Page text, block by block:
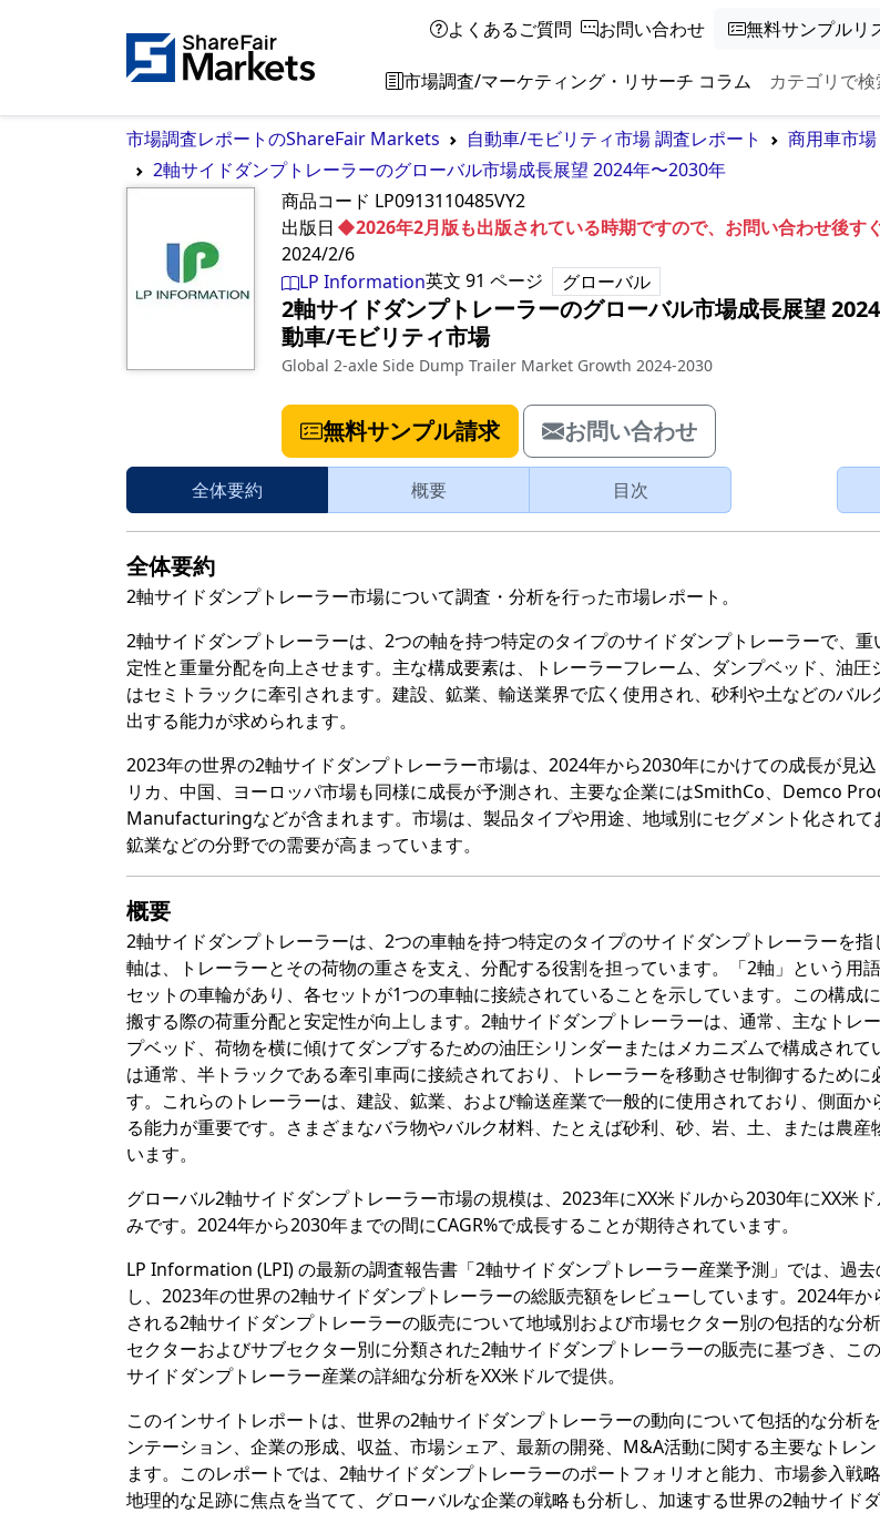
よくあるご質問 お問い合わせ 無料サンプルリ
市場調査/マーケティング・リサーチ コラム カテゴリで検
市場調査レポートのShareFair Markets 自動車/モビリティ市場 調査レポート
商用車市
2軸サイドダンプトレーラーのグローバル市場成長展望 2024年〜2030年
商品コード LP0913110485VY2
◆2026年2月版も出版されている時期ですので、お問い合わせ後す
出版日
2024/2/6
LP Information英文 91 ページ グローバル
2軸サイドダンプトレーラーのグローバル市場成長展望
動車/モビリティ市場
Global 2-axle Side Dump Trailer Market Growth 2024-2030
無料サンプル請求 お問い合わせ
全体要約 概要 目次
全体要約
2軸サイドダンプトレーラー市場について調査・分析を行った市場レポート。
2軸サイドダンプトレーラーは、2つの軸を持つ特定のタイプのサイドダンプトレーラーで、
定性と重量分配を向上させます。主な構成要素は、トレーラーフレーム、ダンプベッド、油圧
はセミトラックに牽引されます。建設、鉱業、輸送業界で広く使用され、砂利や土などのバル
出する能力が求められます。
2023年の世界の2軸サイドダンプトレーラー市場は、2024年から2030年にかけての成長が見
リカ、中国、ヨーロッパ市場も同様に成長が予測され、主要な企業にはSmithCo、Demco
Manufacturingなどが含まれます。市場は、製品タイプや用途、地域別にセグメント化されて
鉱業などの分野での需要が高まっています。
概要
2軸サイドダンプトレーラーは、2つの車軸を持つ特定のタイプのサイドダンプトレーラーを
軸は、トレーラーとその荷物の重さを支え、分配する役割を担っています。「2軸」という用
セットの車輪があり、各セットが1つの車軸に接続されていることを示しています。この構成
搬する際の荷重分配と安定性が向上します。2軸サイドダンプトレーラーは、通常、主なトレ
プベッド、荷物を横に傾けてダンプするための油圧シリンダーまたはメカニズムで構成されて
は通常、半トラックである牽引車両に接続されており、トレーラーを移動させ制御するために
す。これらのトレーラーは、建設、鉱業、および輸送産業で一般的に使用されており、側面か
る能力が重要です。さまざまなバラ物やバルク材料、たとえば砂利、砂、岩、土、または農産
います。
グローバル2軸サイドダンプトレーラー市場の規模は、2023年にXX米ドルから2030年にXX米
みです。2024年から2030年までの間にCAGR%で成長することが期待されています。
LP Information (LPI) の最新の調査報告書「2軸サイドダンプトレーラー産業予測」では、過
し、2023年の世界の2軸サイドダンプトレーラーの総販売額をレビューしています。2024年か
される2軸サイドダンプトレーラーの販売について地域別および市場セクター別の包括的な分
セクターおよびサブセクター別に分類された2軸サイドダンプトレーラーの販売に基づき、こ
サイドダンプトレーラー産業の詳細な分析をXX米ドルで提供。
このインサイトレポートは、世界の2軸サイドダンプトレーラーの動向について包括的な分析
ンテーション、企業の形成、収益、市場シェア、最新の開発、M&A活動に関する主要なトレ
ます。このレポートでは、2軸サイドダンプトレーラーのポートフォリオと能力、市場参入戦略
地理的な足跡に焦点を当てて、グローバルな企業の戦略も分析し、加速する世界の2軸サイド